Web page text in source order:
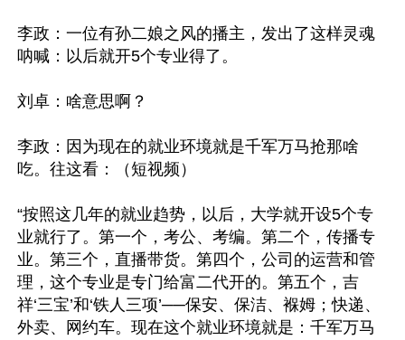
李政：一位有孙二娘之风的播主，发出了这样灵魂
呐喊：以后就开5个专业得了。
刘卓：啥意思啊？
李政：因为现在的就业环境就是千军万马抢那啥
吃。往这看：（短视频）
“按照这几年的就业趋势，以后，大学就开设5个专
业就行了。第一个，考公、考编。第二个，传播专
业。第三个，直播带货。第四个，公司的运营和管
理，这个专业是专门给富二代开的。第五个，吉
祥‘三宝’和‘铁人三项’──保安、保洁、褓姆；快递、
外卖、网约车。现在这个就业环境就是：千军万马